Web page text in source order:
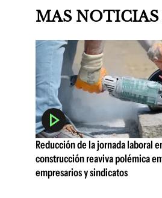
MAS
Reducción de la jornada laboral
construcción reaviva polémica
empresarios y sindicatos